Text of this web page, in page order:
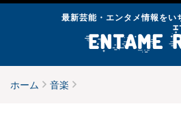
最新芸能・エンタメ情報をい
ホーム 音楽